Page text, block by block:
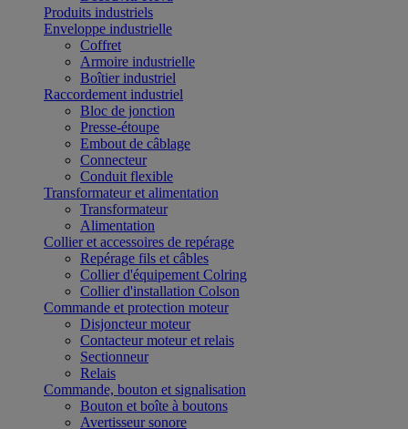
Produits industriels
Enveloppe industrielle
Coffret
Armoire industrielle
Boîtier industriel
Raccordement industriel
Bloc de jonction
Presse-étoupe
Embout de câblage
Connecteur
Conduit flexible
Transformateur et alimentation
Transformateur
Alimentation
Collier et accessoires de repérage
Repérage fils et câbles
Collier d'équipement Colring
Collier d'installation Colson
Commande et protection moteur
Disjoncteur moteur
Contacteur moteur et relais
Sectionneur
Relais
Commande, bouton et signalisation
Bouton et boîte à boutons
Avertisseur sonore